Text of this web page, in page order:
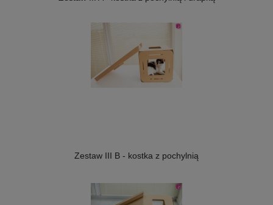
Zestaw III B - kostka z pochylnią